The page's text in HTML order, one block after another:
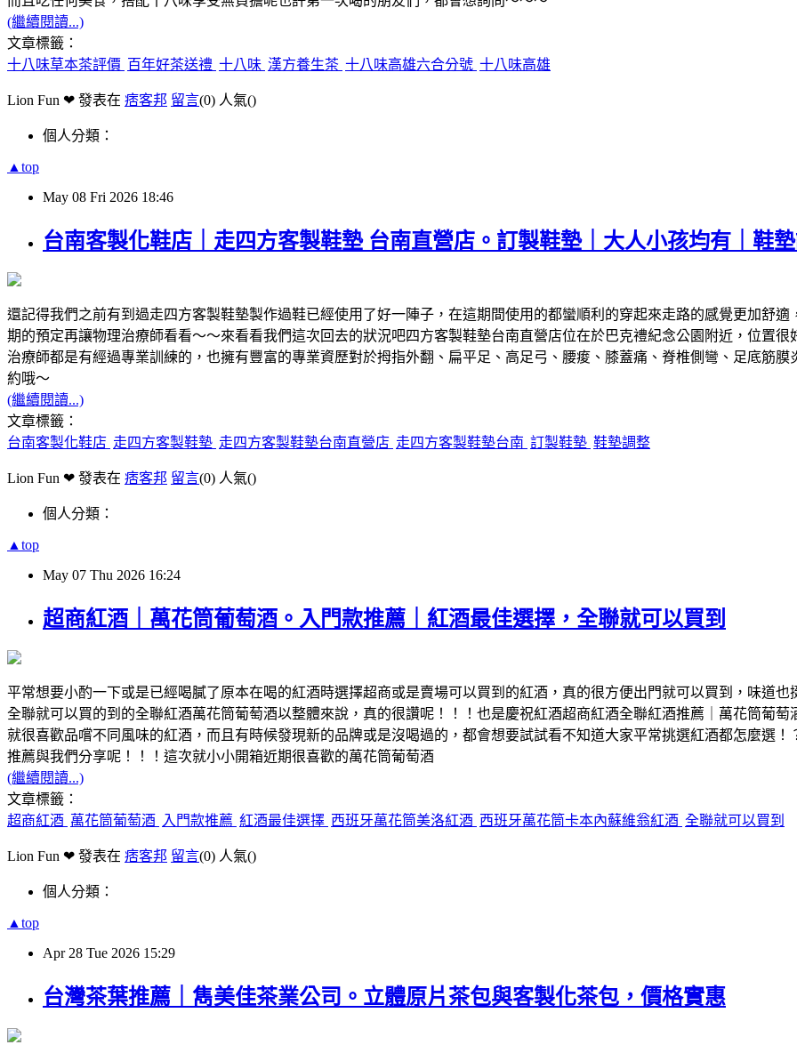
(繼續閱讀...)
文章標籤：
十八味草本茶評價 百年好茶送禮 十八味 漢方養生茶 十八味高雄六合分號 十八味高雄
Lion Fun ❤ 發表在 痞客邦 留言(0) 人氣()
個人分類：
▲top
May 08 Fri 2026 18:46
台南客製化鞋店｜走四方客製鞋墊 台南直營店。訂製鞋墊｜大人小孩均有｜鞋
還記得我們之前有到過走四方客製鞋墊製作過鞋已經使用了好一陣子，在這期間使用的都蠻順利的穿起來走路的感覺更加舒
期的預定再讓物理治療師看看～～來看看我們這次回去的狀況吧四方客製鞋墊台南直營店位在於巴克禮紀念公園附近，位置
治療師都是有經過專業訓練的，也擁有豐富的專業資歷對於拇指外翻、扁平足、高足弓、腰痠、膝蓋痛、脊椎側彎、足底筋
約哦～
(繼續閱讀...)
文章標籤：
台南客製化鞋店 走四方客製鞋墊 走四方客製鞋墊台南直營店 走四方客製鞋墊台南 訂製鞋墊 鞋墊調整
Lion Fun ❤ 發表在 痞客邦 留言(0) 人氣()
個人分類：
▲top
May 07 Thu 2026 16:24
超商紅酒｜萬花筒葡萄酒。入門款推薦｜紅酒最佳選擇，全聯就可以買到
平常想要小酌一下或是已經喝膩了原本在喝的紅酒時選擇超商或是賣場可以買到的紅酒，真的很方便出門就可以買到，味道
全聯就可以買的到的全聯紅酒萬花筒葡萄酒以整體來說，真的很讚呢！！！也是慶祝紅酒超商紅酒全聯紅酒推薦｜萬花筒葡
就很喜歡品嚐不同風味的紅酒，而且有時候發現新的品牌或是沒喝過的，都會想要試試看不知道大家平常挑選紅酒都怎麼選
推薦與我們分享呢！！！這次就小小開箱近期很喜歡的萬花筒葡萄酒
(繼續閱讀...)
文章標籤：
超商紅酒 萬花筒葡萄酒 入門款推薦 紅酒最佳選擇 西班牙萬花筒美洛紅酒 西班牙萬花筒卡本內蘇維翁紅酒 全聯就可以買到
Lion Fun ❤ 發表在 痞客邦 留言(0) 人氣()
個人分類：
▲top
Apr 28 Tue 2026 15:29
台灣茶葉推薦｜雋美佳茶業公司。立體原片茶包與客製化茶包，價格實惠